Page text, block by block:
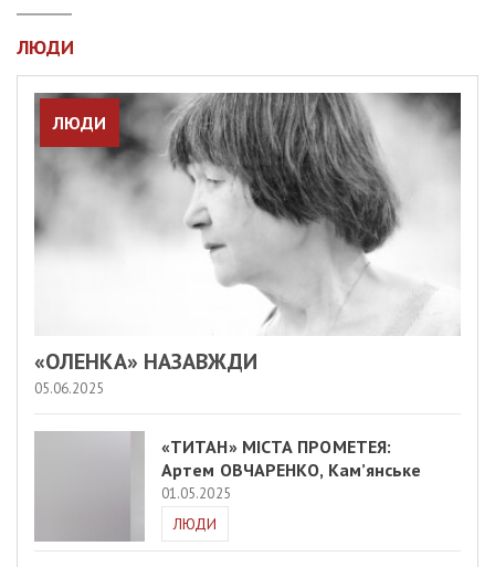
ЛЮДИ
ЛЮДИ
«ОЛЕНКА» НАЗАВЖДИ
05.06.2025
«ТИТАН» МІСТА ПРОМЕТЕЯ:
Артем ОВЧАРЕНКО, Кам’янське
01.05.2025
ЛЮДИ